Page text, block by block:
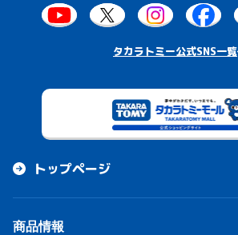
タカラトミー公式SNS一覧
トップページ
商品情報